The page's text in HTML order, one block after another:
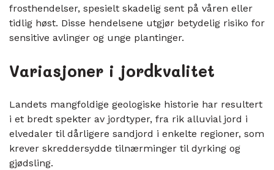
frosthendelser, spesielt skadelig sent på våren eller
tidlig høst. Disse hendelsene utgjør betydelig risiko for
sensitive avlinger og unge plantinger.
Variasjoner i jordkvalitet
Landets mangfoldige geologiske historie har resultert
i et bredt spekter av jordtyper, fra rik alluvial jord i
elvedaler til dårligere sandjord i enkelte regioner, som
krever skreddersydde tilnærminger til dyrking og
gjødsling.